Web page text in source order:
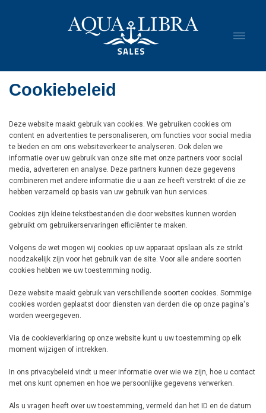
Cookiebeleid
Deze website maakt gebruik van cookies. We gebruiken cookies om
content en advertenties te personaliseren, om functies voor social media
te bieden en om ons websiteverkeer te analyseren. Ook delen we
informatie over uw gebruik van onze site met onze partners voor social
media, adverteren en analyse. Deze partners kunnen deze gegevens
combineren met andere informatie die u aan ze heeft verstrekt of die ze
hebben verzameld op basis van uw gebruik van hun services.
Cookies zijn kleine tekstbestanden die door websites kunnen worden
gebruikt om gebruikerservaringen efficiënter te maken.
Volgens de wet mogen wij cookies op uw apparaat opslaan als ze strikt
noodzakelijk zijn voor het gebruik van de site. Voor alle andere soorten
cookies hebben we uw toestemming nodig.
Deze website maakt gebruik van verschillende soorten cookies. Sommige
cookies worden geplaatst door diensten van derden die op onze pagina's
worden weergegeven.
Via de cookieverklaring op onze website kunt u uw toestemming op elk
moment wijzigen of intrekken.
In ons privacybeleid vindt u meer informatie over wie we zijn, hoe u contact
met ons kunt opnemen en hoe we persoonlijke gegevens verwerken.
Als u vragen heeft over uw toestemming, vermeld dan het ID en de datum